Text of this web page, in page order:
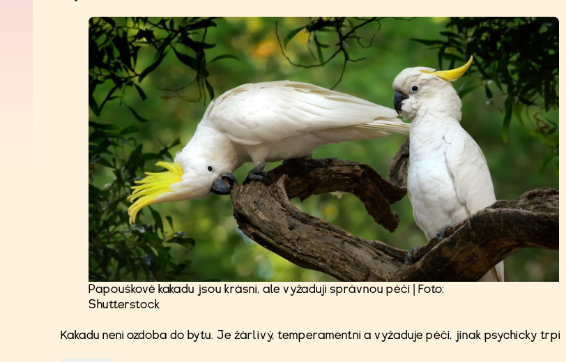
Papouškové kakadu jsou krásní, ale vyžadují správnou péči | Foto:
Shutterstock
Kakadu není ozdoba do bytu. Je žárlivý, temperamentní a vyžaduje péči, jinak psychicky trpí